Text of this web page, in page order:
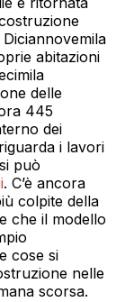
abitazioni
delle
445
dei
i lavori
può
. C’è ancora
colpite della
che il modello
cose si
nelle
scorsa.